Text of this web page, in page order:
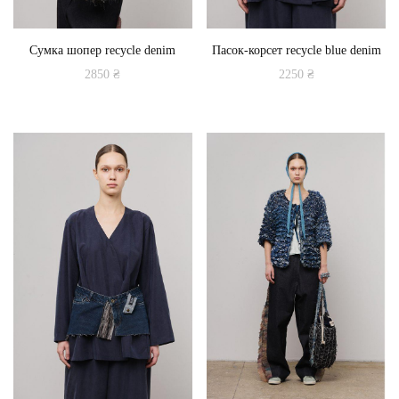
Сумка шопер recycle denim
2850₴
Пасок-корсет recycle blue denim
2250 ₴
має
кілька
варіантів.
Параметри
можна
вибрати
на
сторінці
товару